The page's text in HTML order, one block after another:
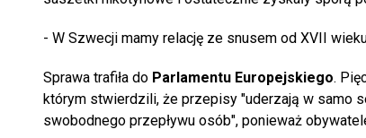
- W Szwecji mamy relację ze snusem od XVII
Sprawa trafiła do Parlamentu Europejskiego.
którym stwierdzili, że przepisy "uderzają w samo
swobodnego przepływu osób", ponieważ